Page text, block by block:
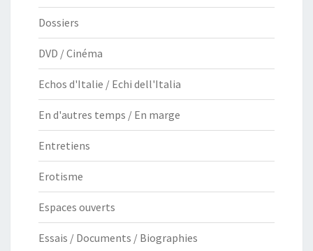
Dossiers
DVD / Cinéma
Echos d'Italie / Echi dell'Italia
En d'autres temps / En marge
Entretiens
Erotisme
Espaces ouverts
Essais / Documents / Biographies